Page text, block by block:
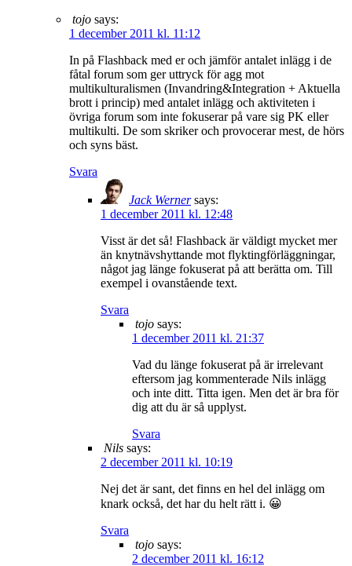
tojo says:
1 december 2011 kl. 11:12
In på Flashback med er och jämför antalet inlägg i de
fåtal forum som ger uttryck för agg mot
multikulturalismen (Invandring&Integration + Aktuella
brott i princip) med antalet inlägg och aktiviteten i
övriga forum som inte fokuserar på vare sig PK eller
multikulti. De som skriker och provocerar mest, de hörs
och syns bäst.
Svara
Jack Werner says:
1 december 2011 kl. 12:48
Visst är det så! Flashback är väldigt mycket mer
än knytnävshyttande mot flyktingförläggningar,
något jag länge fokuserat på att berätta om. Till
exempel i ovanstående text.
Svara
tojo says:
1 december 2011 kl. 21:37
Vad du länge fokuserat på är irrelevant
eftersom jag kommenterade Nils inlägg
och inte ditt. Titta igen. Men det är bra för
dig att du är så upplyst.
Svara
Nils says:
2 december 2011 kl. 10:19
Nej det är sant, det finns en hel del inlägg om
knark också, det har du helt rätt i. 😀
Svara
tojo says:
2 december 2011 kl. 16:12